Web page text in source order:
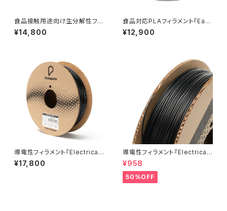
食品接触用途向け生分解性フィ
ラメント『NonOilen』
¥14,800
食品対応PLAフィラメント『Eas
yFil ePLA』
¥12,900
導電性フィラメント『Electricall
y Conductive Composite P
LA』
¥17,800
導電性フィラメント『Electricall
y Conductive Composite P
LA』5M
¥958
50%OFF